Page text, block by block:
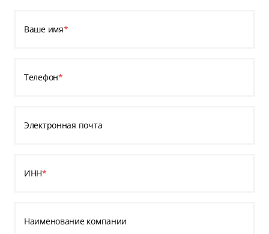
Ваше имя*
Телефон*
Электронная почта
ИНН*
Наименование компании